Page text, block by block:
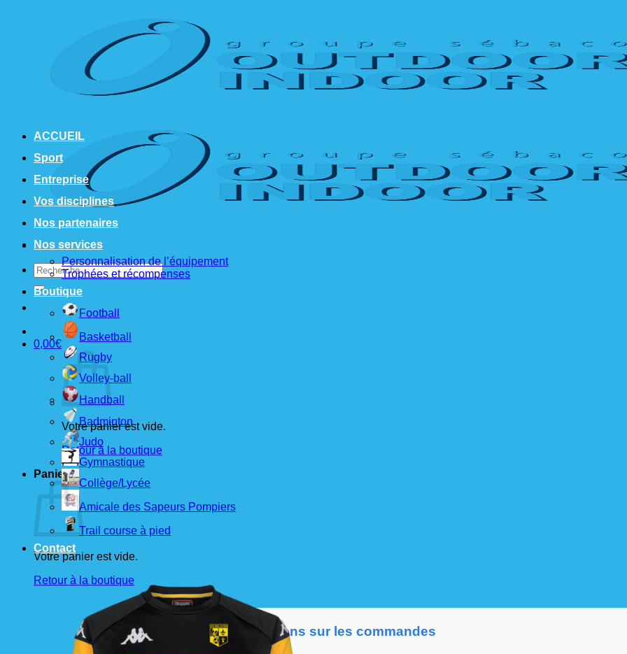
Recherche
pour :
0,00€
Votre panier est vide.
Retour à la boutique
Panier
Votre panier est vide.
Retour à la boutique
📦 Informations sur les commandes
ACCUEIL
Sport
Entreprise
Vos disciplines
Nos partenaires
Nos services
Personnalisation de l’équipement
Trophées et récompenses
Boutique
Football
Basketball
Rugby
Volley-ball
Handball
Badminton
Judo
Gymnastique
Collège/Lycée
Amicale des Sapeurs Pompiers
Trail course à pied
Contact